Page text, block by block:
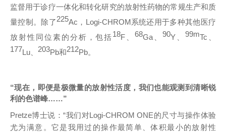
监督用于诊疗一体化和转化研究的放射性药物的常规生产和质
量控制。除了225Ac ， Logi-CHROM系统还用于多种其他医疗
放射性同位素的分析，包括18F 、68Ga 90Y 99mTc
177Lu 203Pb和212Pb
“现在，即便是极微量的放射性活度，我们也能观测到清晰锐
利的色谱峰……”
Pretze博士说 ：“我们对Logi-CHROM ONE的尺寸与操作体验
尤为满意。它是我用过的操作最简单、体积最小的放射性